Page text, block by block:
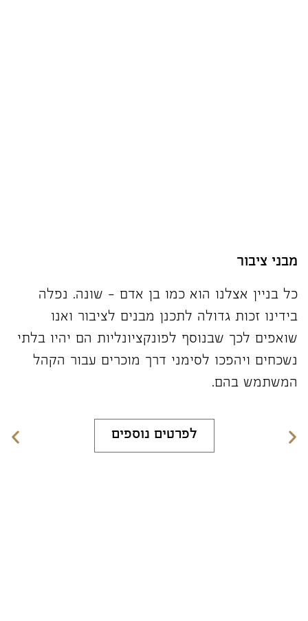
מבני ציבור
כל בניין אצלנו הוא כמו בן אדם – שונה. נפלה
בידינו זכות גדולה לתכנן מבנים לציבור ואנו
שואפים לכך שבנוסף לפונקציונליות הם יהיו בלתי
נשכחים ויהפכו לסימני דרך מוכרים עבור הקהל
המשתמש בהם.
לפרטים נוספים